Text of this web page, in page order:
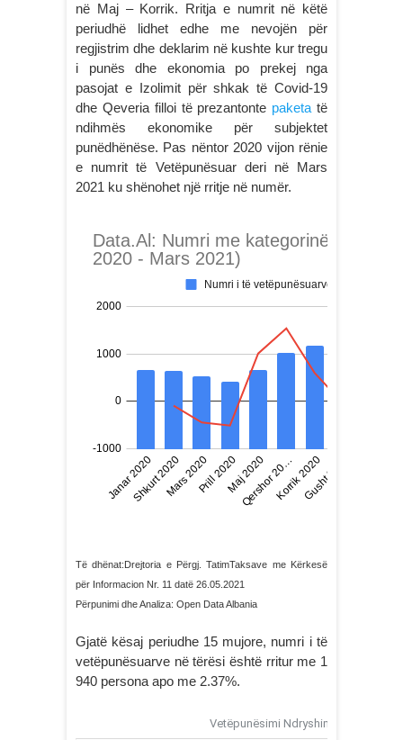
në Maj – Korrik. Rritja e numrit në këtë
periudhë lidhet edhe me nevojën për
regjistrim dhe deklarim në kushte kur tregu
i punës dhe ekonomia po prekej nga
pasojat e Izolimit për shkak të Covid-19
dhe Qeveria filloi të prezantonte paketa të
ndihmës ekonomike për subjektet
punëdhënëse. Pas nëntor 2020 vijon rënie
e numrit të Vetëpunësuar deri në Mars
2021 ku shënohet një rritje në numër.
Të dhënat:Drejtoria e Përgj. TatimTaksave me Kërkesë
për Informacion Nr. 11 datë 26.05.2021
Përpunimi dhe Analiza: Open Data Albania
Gjatë kësaj periudhe 15 mujore, numri i të
vetëpunësuarve në tërësi është rritur me 1
940 persona apo me 2.37%.